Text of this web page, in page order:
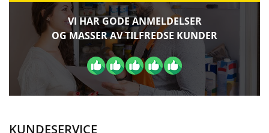
VI HAR GODE ANMELDELSER
OG MASSER AV TILFREDSE KUNDER
KUNDESERVICE